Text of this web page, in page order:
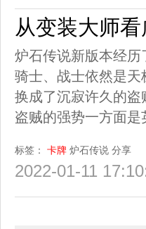
从变装大师
炉石传说新版本经
骑士、战士依然是
换成了沉寂许久的
盗贼的强势一方面是
标签： 卡牌 炉石传说 分享
2022-01-11